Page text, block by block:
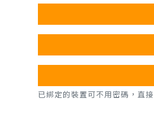
已綁定的裝置可不用密碼，直